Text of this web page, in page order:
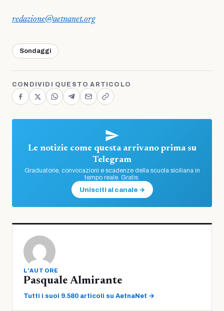
redazione@aetnanet.org
Sondaggi
CONDIVIDI QUESTO ARTICOLO
Le notizie come questa arrivano prima su
Telegram
Graduatorie, convocazioni e scadenze della scuola siciliana in
tempo reale. Gratis.
Unisciti al canale →
L'AUTORE
Pasquale Almirante
Tutti i suoi 9.580 articoli su AetnaNet →